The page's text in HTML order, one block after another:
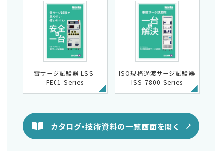
雷サージ試験器 LSS-
FE01 Series
ISO規格過渡サージ試験器
ISS-7800 Series
カタログ・技術資料の一覧画面を開く